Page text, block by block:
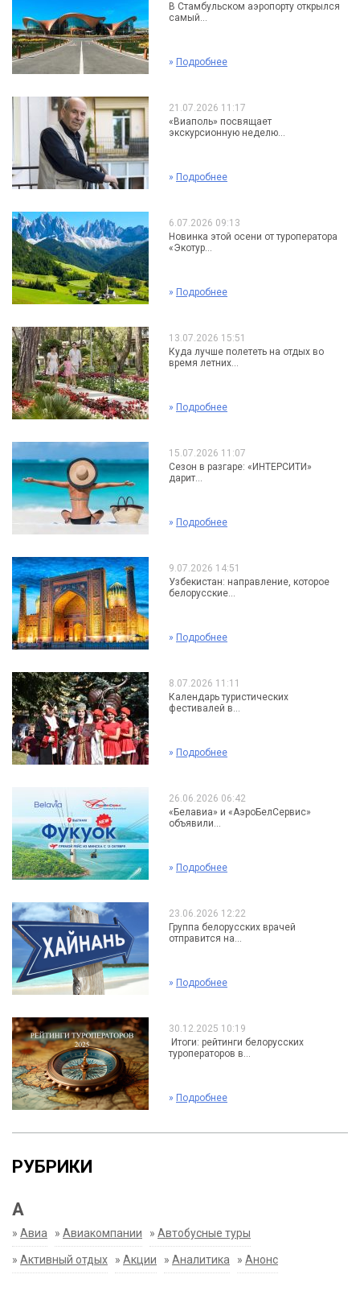
В Стамбульском аэропорту открылся
самый...
» Подробнее
21.07.2026 11:17
«Виаполь» посвящает
экскурсионную неделю...
» Подробнее
6.07.2026 09:13
Новинка этой осени от туроператора
«Экотур...
» Подробнее
13.07.2026 15:51
Куда лучше полететь на отдых во
время летних...
» Подробнее
15.07.2026 11:07
Сезон в разгаре: «ИНТЕРСИТИ»
дарит...
» Подробнее
9.07.2026 14:51
Узбекистан: направление, которое
белорусские...
» Подробнее
8.07.2026 11:11
Календарь туристических
фестивалей в...
» Подробнее
26.06.2026 06:42
«Белавиа» и «АэроБелСервис»
объявили...
» Подробнее
23.06.2026 12:22
Группа белорусских врачей
отправится на...
» Подробнее
30.12.2025 10:19
Итоги: рейтинги белорусских
туроператоров в...
» Подробнее
РУБРИКИ
А
» Авиа » Авиакомпании » Автобусные туры
» Активный отдых » Акции » Аналитика » Анонс